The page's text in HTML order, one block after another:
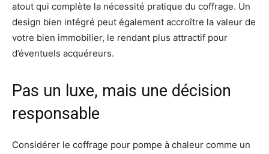
atout qui complète la nécessité pratique du coffrage. Un
design bien intégré peut également accroître la valeur de
votre bien immobilier, le rendant plus attractif pour
d’éventuels acquéreurs.
Pas un luxe, mais une décision
responsable
Considérer le coffrage pour pompe à chaleur comme un